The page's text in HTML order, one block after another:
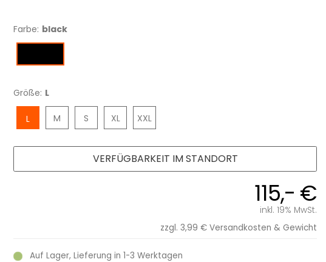
Farbe: black
Größe: L
L M S XL XXL
115,- €
inkl. 19% MwSt.
zzgl. 3,99 € Versandkosten & Gewicht
Auf Lager, Lieferung in 1-3 Werktagen
VERFÜGBARKEIT IM STANDORT